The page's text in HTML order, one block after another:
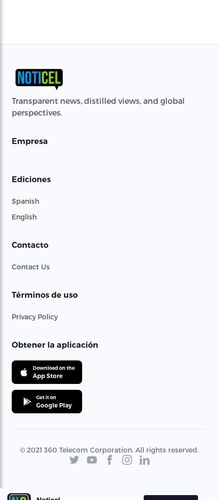
Transparent news, distilled views, and global
perspectives.
Empresa
Ediciones
Spanish
English
Contacto
Contact Us
Términos de uso
Privacy Policy
Obtener la aplicación
Download on the
App Store
Get it on
Google Play
© 2021 360 Telecom Corporation. All rights reserved.